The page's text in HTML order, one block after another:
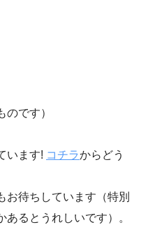
のです）
います! コチラからどう
待ちしています（特別
るとうれしいです）。